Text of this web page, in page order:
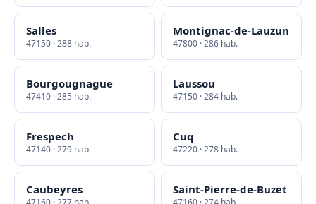
Salles
47150 · 288 hab.
Montignac-de-Lauzun
47800 · 286 hab.
Bourgougnague
47410 · 285 hab.
Laussou
47150 · 284 hab.
Frespech
47140 · 279 hab.
Cuq
47220 · 278 hab.
Caubeyres Saint-Pierre-de-Buzet